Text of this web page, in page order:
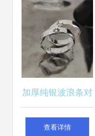
加厚纯银波浪条对
戒 每一道曲线，都
查看详情